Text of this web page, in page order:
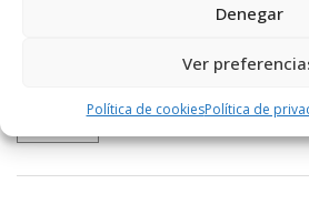
Denegar
Ver
Política de cookiesPolítica de
Incendio en la cocina de